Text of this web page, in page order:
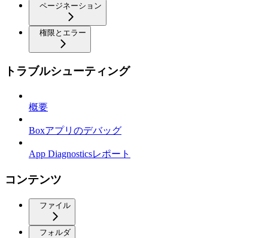
ページネーション
権限とエラー
トラブルシューティング
概要
Boxアプリのデバッグ
App Diagnosticsレポート
コンテンツ
ファイル
フォルダ